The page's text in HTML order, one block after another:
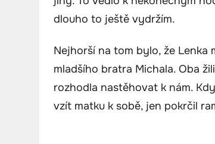
dlouho to ještě vydržím.
Nejhorší na tom bylo, že Lenka
mladšího bratra Michala. Oba
rozhodla nastěhovat k nám.
vzít matku k sobě, jen pokrčil